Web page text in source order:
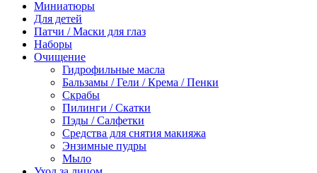
Миниатюры
Для детей
Патчи / Маски для глаз
Наборы
Очищение
Гидрофильные масла
Бальзамы / Гели / Крема / Пенки
Скрабы
Пилинги / Скатки
Пэды / Салфетки
Средства для снятия макияжа
Энзимные пудры
Мыло